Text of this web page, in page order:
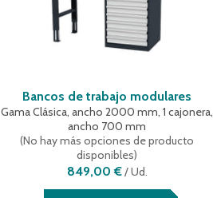
Bancos de trabajo modulares
Gama Clásica, ancho 2000 mm, 1 cajonera,
ancho 700 mm
(No hay más opciones de producto
disponibles)
849,00 €/Ud.